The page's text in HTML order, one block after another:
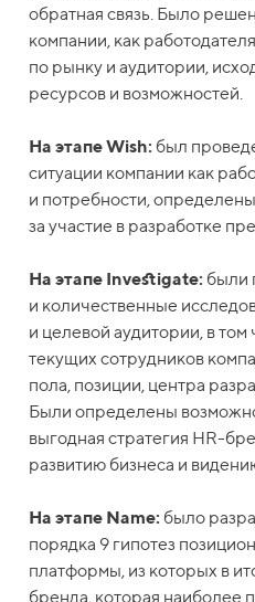
обратная связь. Было
компании, как
по рынку и аудитории,
ресурсов и возможностей.
На этапе Wish: был
ситуации компании как
и потребности,
за участие в разработке
На этапе Investigate: были
и количественные
и целевой аудитории, в том
текущих сотрудников
пола, позиции, центра
Были определены
выгодная стратегия HR-
развитию бизнеса и
На этапе Name: было
порядка 9 гипотез
платформы, из которых в
бренда, которая наиболее